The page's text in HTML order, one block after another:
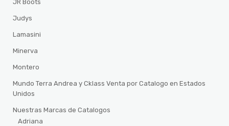
JR Boots
Judys
Lamasini
Minerva
Montero
Mundo Terra Andrea y Cklass Venta por Catalogo en Estados
Unidos
Nuestras Marcas de Catalogos
Adriana